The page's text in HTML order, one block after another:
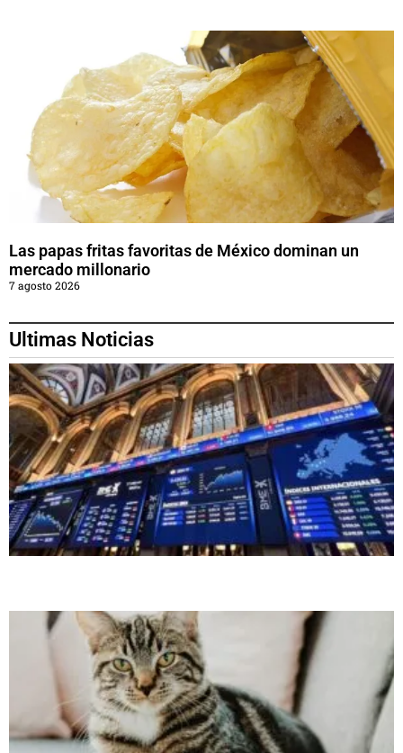
Las papas fritas favoritas de México dominan un
mercado millonario
7 agosto 2026
Ultimas Noticias